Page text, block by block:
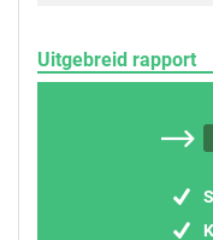
Uitgebreid rapport